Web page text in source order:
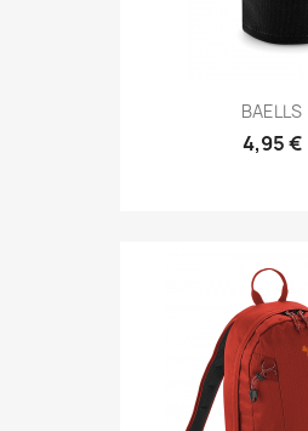
BAELLS
4,95 €